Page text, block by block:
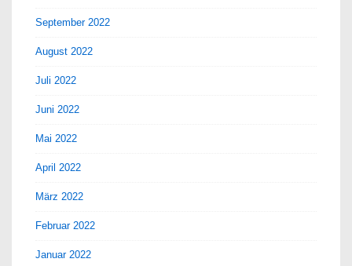
September 2022
August 2022
Juli 2022
Juni 2022
Mai 2022
April 2022
März 2022
Februar 2022
Januar 2022